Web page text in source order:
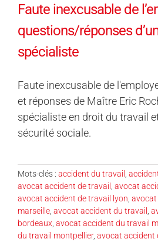
Faute inexcusable de
questions/réponses
spécialiste
Faute inexcusable de
et réponses de Maître Eric
spécialiste en droit du travail
sécurité sociale.
Mots-clés : accident du travail
avocat accident de travail avocat
avocat accident de travail lyon avocat
marseille avocat accident du travail
bordeaux avocat accident du travail
du travail montpellier, avocat accident